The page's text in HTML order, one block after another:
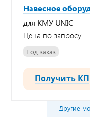
Навесное
для КМУ UNIC
Цена по запросу
Под заказ
Получить КП
Другие